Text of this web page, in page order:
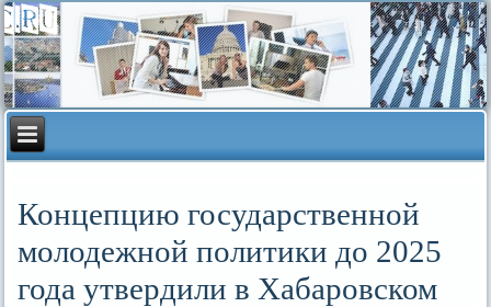
Концепцию государственной
молодежной политики до 2025
года утвердили в Хабаровском